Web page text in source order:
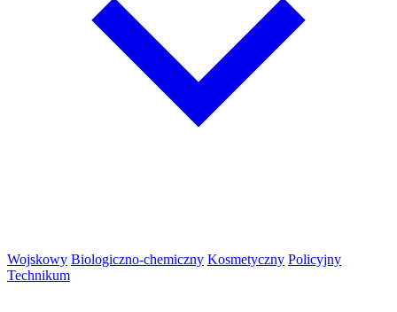
Wojskowy Biologiczno-chemiczny Kosmetyczny Policyjny
Technikum